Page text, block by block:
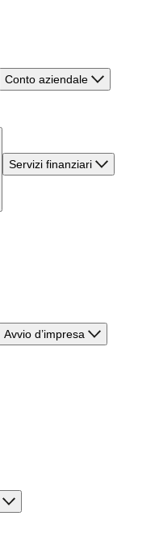
Conto aziendale
Servizi finanziari
Avvio d’impresa